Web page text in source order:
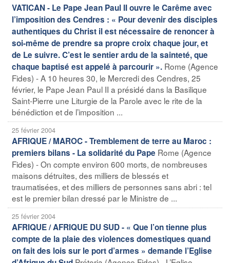
VATICAN - Le Pape Jean Paul II ouvre le Carême avec
l’imposition des Cendres : « Pour devenir des disciples
authentiques du Christ il est nécessaire de renoncer à
soi-même de prendre sa propre croix chaque jour, et
de Le suivre. C’est le sentier ardu de la sainteté, que
chaque baptisé est appelé à parcourir ». Rome (Agence
Fides) - A 10 heures 30, le Mercredi des Cendres, 25
février, le Pape Jean Paul II a présidé dans la Basilique
Saint-Pierre une Liturgie de la Parole avec le rite de la
bénédiction et de l’imposition ...
25 février 2004
AFRIQUE / MAROC - Tremblement de terre au Maroc :
premiers bilans - La solidarité du Pape Rome (Agence
Fides) - On compte environ 600 morts, de nombreuses
maisons détruites, des milliers de blessés et
traumatisées, et des milliers de personnes sans abri : tel
est le premier bilan dressé par le Ministre de ...
25 février 2004
AFRIQUE / AFRIQUE DU SUD - « Que l’on tienne plus
compte de la plaie des violences domestiques quand
on fait des lois sur le port d’armes » demande l’Eglise